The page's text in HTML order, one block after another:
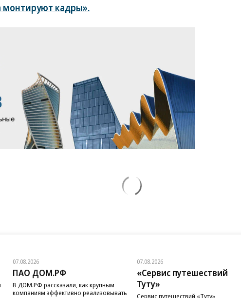
монтируют кадры».
07.08.2026
ПАО ДОМ.РФ
В ДОМ.РФ рассказали, как крупным
компаниям эффективно реализовывать
07.08.2026
«Сервис путешествий
Туту»
Сервис путешествий «Туту»